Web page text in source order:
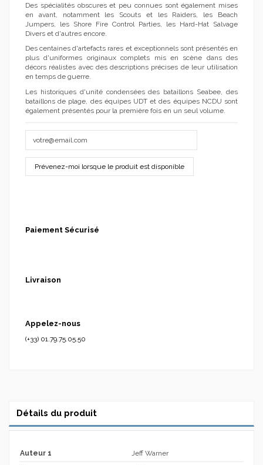
Des spécialités obscures et peu connues sont également mises
en avant, notamment les Scouts et les Raiders, les Beach
Jumpers, les Shore Fire Control Parties, les Hard-Hat Salvage
Divers et d'autres encore.
Des centaines d'artefacts rares et exceptionnels sont présentés en
plus d'uniformes originaux complets mis en scène dans des
décors réalistes avec des descriptions précises de leur utilisation
en temps de guerre.
Les historiques d'unité condensées des bataillons Seabee, des
bataillons de plage, des équipes UDT et des équipes NCDU sont
également présentés pour la première fois en un seul volume.
Paiement Sécurisé
Livraison
Appelez-nous
(+33) 01.79.75.05.50
Détails du produit
Auteur 1 Jeff Warner